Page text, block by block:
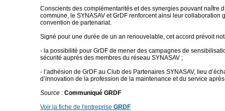
Conscients des complémentarités et des synergies pouvant naître
commune, le SYNASAV et GrDF renforcent ainsi leur collaboration
convention de partenariat.
Signé pour une durée de un an renouvelable, cet accord prévoit
- la possibilité pour GrDF de mener des campagnes de
sécurité auprès des membres du réseau SYNASAV ;
- l’adhésion de GrDF au Club des Partenaires SYNASAV, lieu
d’innovation de la profession de la maintenance et du service
Source : Communiqué GRDF
Voir la fiche de l'entreprise GRDF